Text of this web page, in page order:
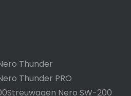
Thunder
Thunder PRO
Streuwagen Nero SW-200